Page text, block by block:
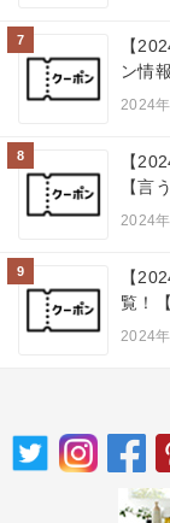
7
【
ン情
2024
8
【
【言
2024
9
【
覧！
2024